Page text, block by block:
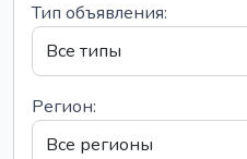
Тип объявления:
Регион: